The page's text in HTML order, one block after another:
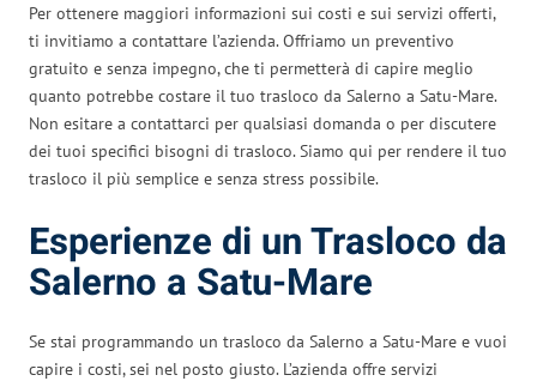
Per ottenere maggiori informazioni sui costi e sui servizi offerti,
ti invitiamo a contattare l’azienda. Offriamo un preventivo
gratuito e senza impegno, che ti permetterà di capire meglio
quanto potrebbe costare il tuo trasloco da Salerno a Satu-Mare.
Non esitare a contattarci per qualsiasi domanda o per discutere
dei tuoi specifici bisogni di trasloco. Siamo qui per rendere il tuo
trasloco il più semplice e senza stress possibile.
Esperienze di un Trasloco da
Salerno a Satu-Mare
Se stai programmando un trasloco da Salerno a Satu-Mare e vuoi
capire i costi, sei nel posto giusto. L’azienda offre servizi